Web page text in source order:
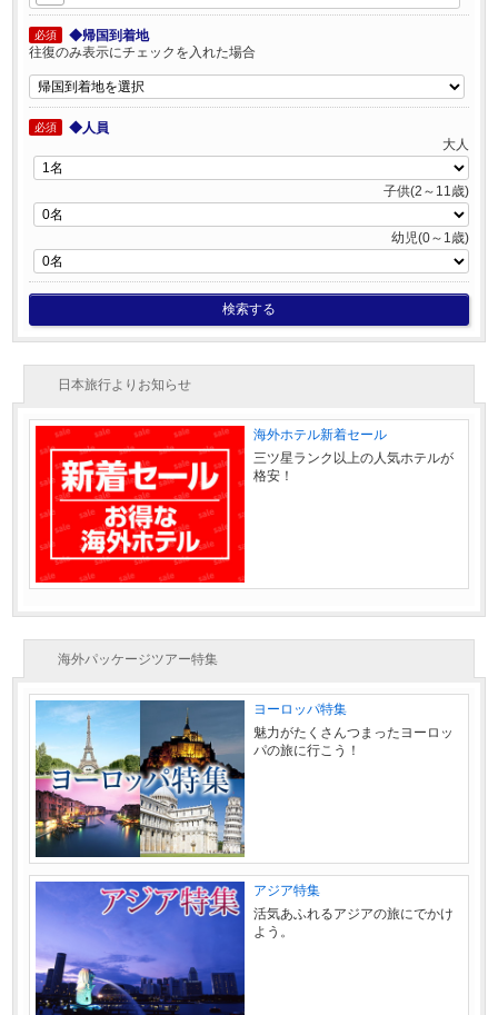
必須
◆帰国到着地
往復のみ表示にチェックを入れた場合
必須
◆人員
大人
子供(2～11歳)
幼児(0～1歳)
検索する
日本旅行よりお知らせ
海外ホテル新着セール
三ツ星ランク以上の人気ホテルが
格安！
海外パッケージツアー特集
ヨーロッパ特集
魅力がたくさんつまったヨーロッ
パの旅に行こう！
アジア特集
活気あふれるアジアの旅にでかけ
よう。